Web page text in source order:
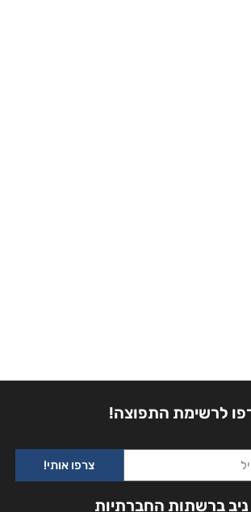
לרשימת התפוצה!
צרפו אותי!
ניב ברשתות החברתיות